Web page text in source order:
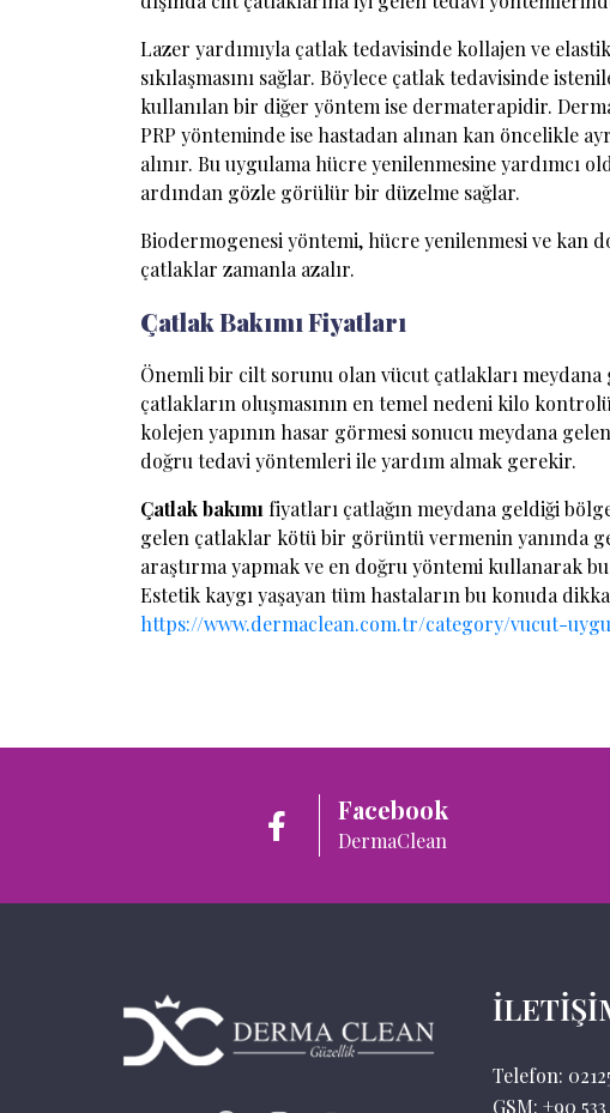
Lazer yardımıyla çatlak tedavisinde kollajen ve
sıkılaşmasını sağlar. Böylece çatlak tedavisinde
kullanılan bir diğer yöntem ise dermaterapidir.
PRP yönteminde ise hastadan alınan kan öncelikle
alınır. Bu uygulama hücre yenilenmesine yardımcı
ardından gözle görülür bir düzelme sağlar.
Biodermogenesi yöntemi, hücre yenilenmesi ve kan
çatlaklar zamanla azalır.
Çatlak Bakımı Fiyatları
Önemli bir cilt sorunu olan vücut çatlakları
çatlakların oluşmasının en temel nedeni kilo
kolejen yapının hasar görmesi sonucu meydana
doğru tedavi yöntemleri ile yardım almak gerekir.
Çatlakbakımı fiyatları çatlağın meydana geldiği
gelen çatlaklar kötü bir görüntü vermenin yanında
araştırma yapmak ve en doğru yöntemi kullanarak
Estetik kaygı yaşayan tüm hastaların bu konuda
https://www.dermaclean.com.tr/category/vucut-
Facebook
DermaClean
Telefon:
GSM: +90 533